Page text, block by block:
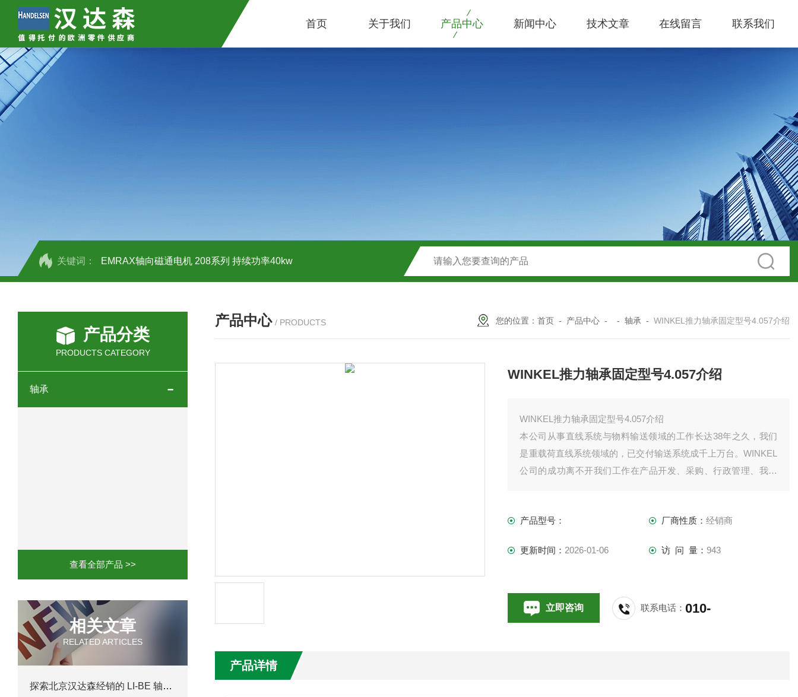
首页 关于我们 产品中心 新闻中心 技术文章 在线留言 联系我们
关键词： EMRAX轴向磁通电机 208系列 持续功率40kw
OEMER三相同步电机MTES 132SB/2参数及应用
OEMER三相同步电机MTES 160MA/2参数及应用
OEMER电机QLS 180M环保农业领域应用
mini motor电机MC230P3T 20- B参数特点介绍
AC-motoren交流电机FCA 132S-4/PHE参数介绍
AC-motoren交流电机ACM 160M-4参数介绍
产品分类
PRODUCTS CATEGORY
轴承
查看全部产品 >>
相关文章
RELATED ARTICLES
探索北京汉达森经销的 LI-BE 轴承 R0168
产品中心 / PRODUCTS 您的位置： 首页 - 产品中心 - - 轴承 - WINKEL推力轴承固定型号4.057介绍
WINKEL推力轴承固定型号4.057介绍
WINKEL推力轴承固定型号4.057介绍
本公司从事直线系统与物料输送领域的工作长达38年之久，我们
是重载荷直线系统领域的，已交付输送系统成千上万台。WINKEL
公司的成功离不开我们工作在产品开发、采购、行政管理、我们
产品型号： 厂商性质： 经销商
更新时间： 2026-01-06 访 问 量： 943
立即咨询 联系电话：010-
产品详情